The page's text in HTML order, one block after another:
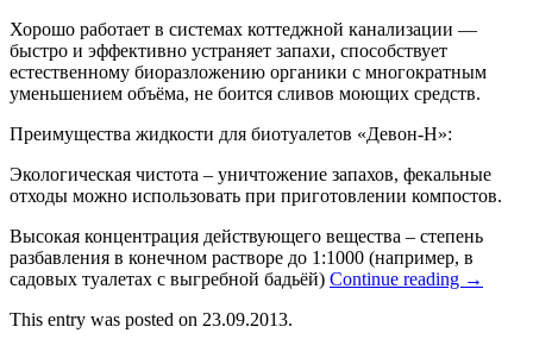
Хорошо работает в системах коттеджной канализации —
быстро и эффективно устраняет запахи, способствует
естественному биоразложению органики с многократным
уменьшением объёма, не боится сливов моющих средств.
Преимущества жидкости для биотуалетов «Девон-Н»:
Экологическая чистота – уничтожение запахов, фекальные
отходы можно использовать при приготовлении компостов.
Высокая концентрация действующего вещества – степень
разбавления в конечном растворе до 1:1000 (например, в
садовых туалетах с выгребной бадьёй) Continue reading →
This entry was posted on 23.09.2013.